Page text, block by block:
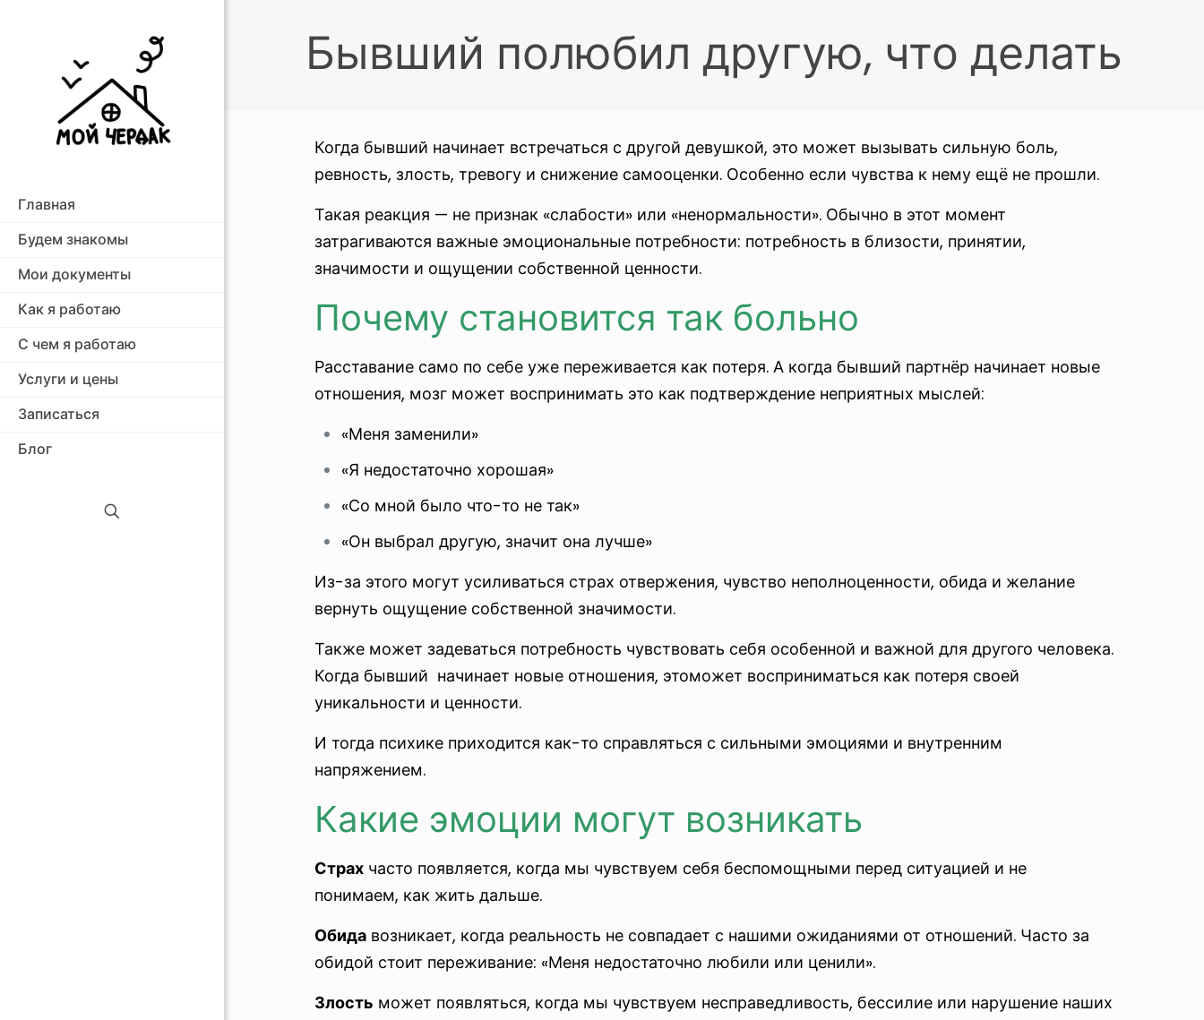
Главная
Будем знакомы
Мои документы
Как я работаю
С чем я работаю
Услуги и цены
Записаться
Блог
Бывший полюбил другую, что делать
Когда бывший начинает встречаться с другой девушкой, это может вызывать сильную боль,
ревность, злость, тревогу и снижение самооценки. Особенно если чувства к нему ещё не прошли.
Такая реакция — не признак «слабости» или «ненормальности». Обычно в этот момент
затрагиваются важные эмоциональные потребности: потребность в близости, принятии,
значимости и ощущении собственной ценности.
Почему становится так больно
Расставание само по себе уже переживается как потеря. А когда бывший партнёр начинает новые
отношения, мозг может воспринимать это как подтверждение неприятных мыслей:
«Меня заменили»
«Я недостаточно хорошая»
«Со мной было что-то не так»
«Он выбрал другую, значит она лучше»
Из-за этого могут усиливаться страх отвержения, чувство неполноценности, обида и желание
вернуть ощущение собственной значимости.
Также может задеваться потребность чувствовать себя особенной и важной для другого человека.
Когда бывший начинает новые отношения, этоможет восприниматься как потеря своей
уникальности и ценности.
И тогда психике приходится как-то справляться с сильными эмоциями и внутренним
напряжением.
Какие эмоции могут возникать
Страх часто появляется, когда мы чувствуем себя беспомощными перед ситуацией и не
понимаем, как жить дальше.
Обида возникает, когда реальность не совпадает с нашими ожиданиями от отношений. Часто за
обидой стоит переживание: «Меня недостаточно любили или ценили».
Злость может появляться, когда мы чувствуем несправедливость, бессилие или нарушение наших